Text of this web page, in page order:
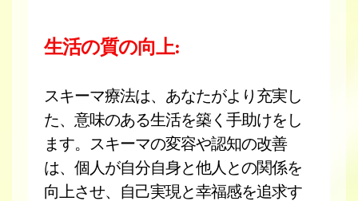
生活の質の向上:
スキーマ療法は、あなたがより充実し
た、意味のある生活を築く手助けをし
ます。スキーマの変容や認知の改善
は、個人が自分自身と他人との関係を
向上させ、自己実現と幸福感を追求す